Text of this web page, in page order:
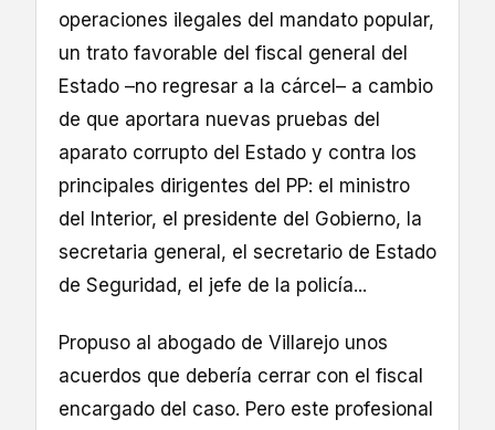
operaciones ilegales del mandato popular,
un trato favorable del fiscal general del
Estado –no regresar a la cárcel– a cambio
de que aportara nuevas pruebas del
aparato corrupto del Estado y contra los
principales dirigentes del PP: el ministro
del Interior, el presidente del Gobierno, la
secretaria general, el secretario de Estado
de Seguridad, el jefe de la policía...
Propuso al abogado de Villarejo unos
acuerdos que debería cerrar con el fiscal
encargado del caso. Pero este profesional